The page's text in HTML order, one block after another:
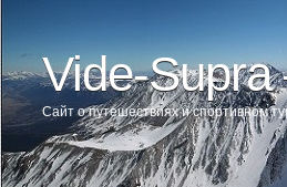
Vide-
Сайт о путешествиях и спортивном